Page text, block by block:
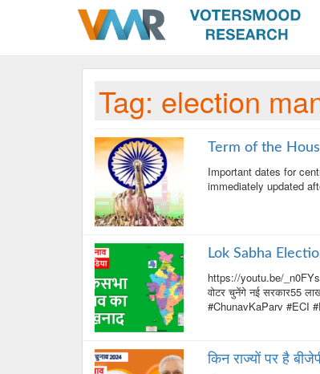
Tag: election
Term of the
Important dates for
immediately updated
Lok Sabha
https://youtu.be/
वोटर चुनेंगे नई सरकार55
#ChunavKaParv #ECI
किन राज्यों पर है